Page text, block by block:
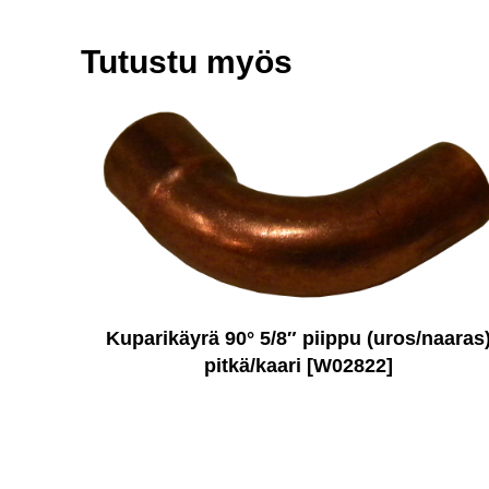
Tutustu myös
Kuparikäyrä 90° 5/8″ piippu (uros/
pitkä/kaari [W02822]